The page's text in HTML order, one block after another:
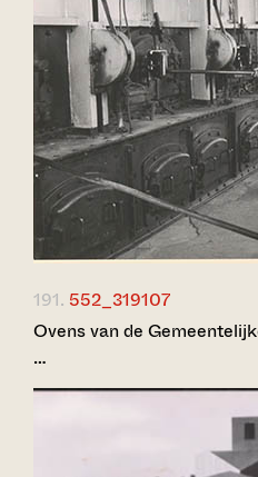
191. 552_319107
Ovens van de
…